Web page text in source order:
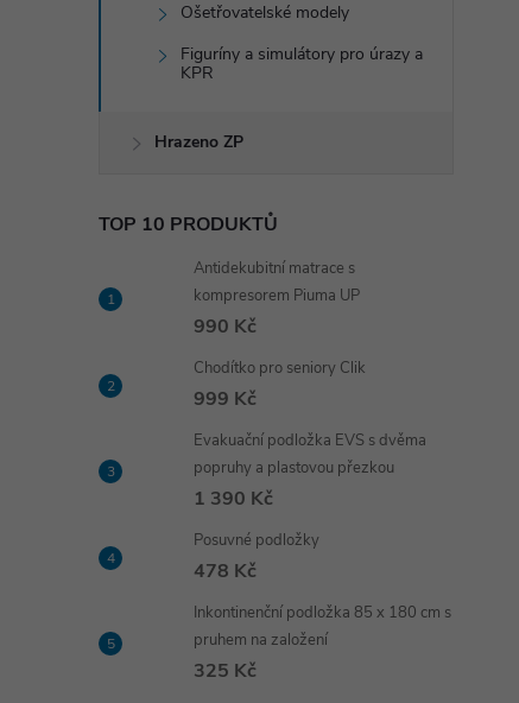
Ošetřovatelské modely
Figuríny a simulátory pro úrazy a
KPR
Hrazeno ZP
TOP 10 PRODUKTŮ
Antidekubitní matrace s
kompresorem Piuma UP
990 Kč
Chodítko pro seniory Clik
999 Kč
Evakuační podložka EVS s dvěma
popruhy a plastovou přezkou
1 390 Kč
Posuvné podložky
478 Kč
Inkontinenční podložka 85 x 180 cm s
pruhem na založení
325 Kč